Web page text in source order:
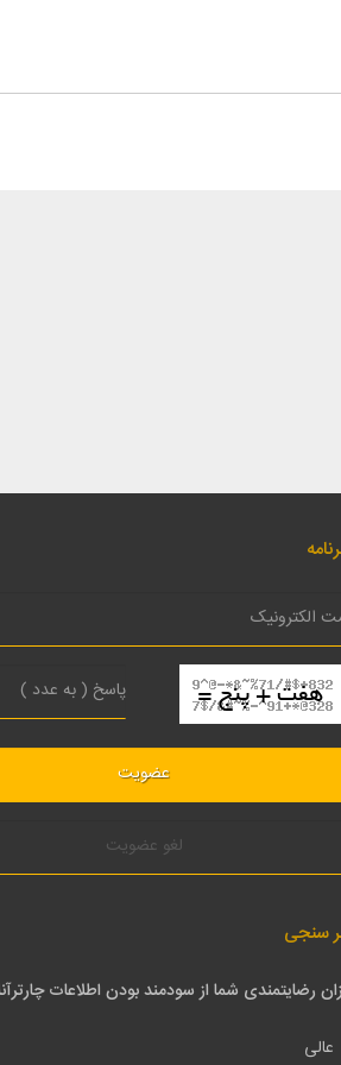
لغو عضویت
سنجی
رضایتمندی شما از سودمند بودن اطلاعات
عالی